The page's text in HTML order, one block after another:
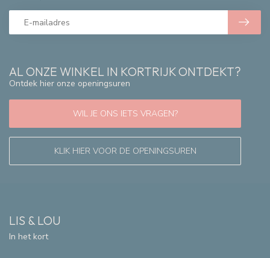
AL ONZE WINKEL IN KORTRIJK ONTDEKT?
Ontdek hier onze openingsuren
WIL JE ONS IETS VRAGEN?
KLIK HIER VOOR DE OPENINGSUREN
LIS & LOU
In het kort